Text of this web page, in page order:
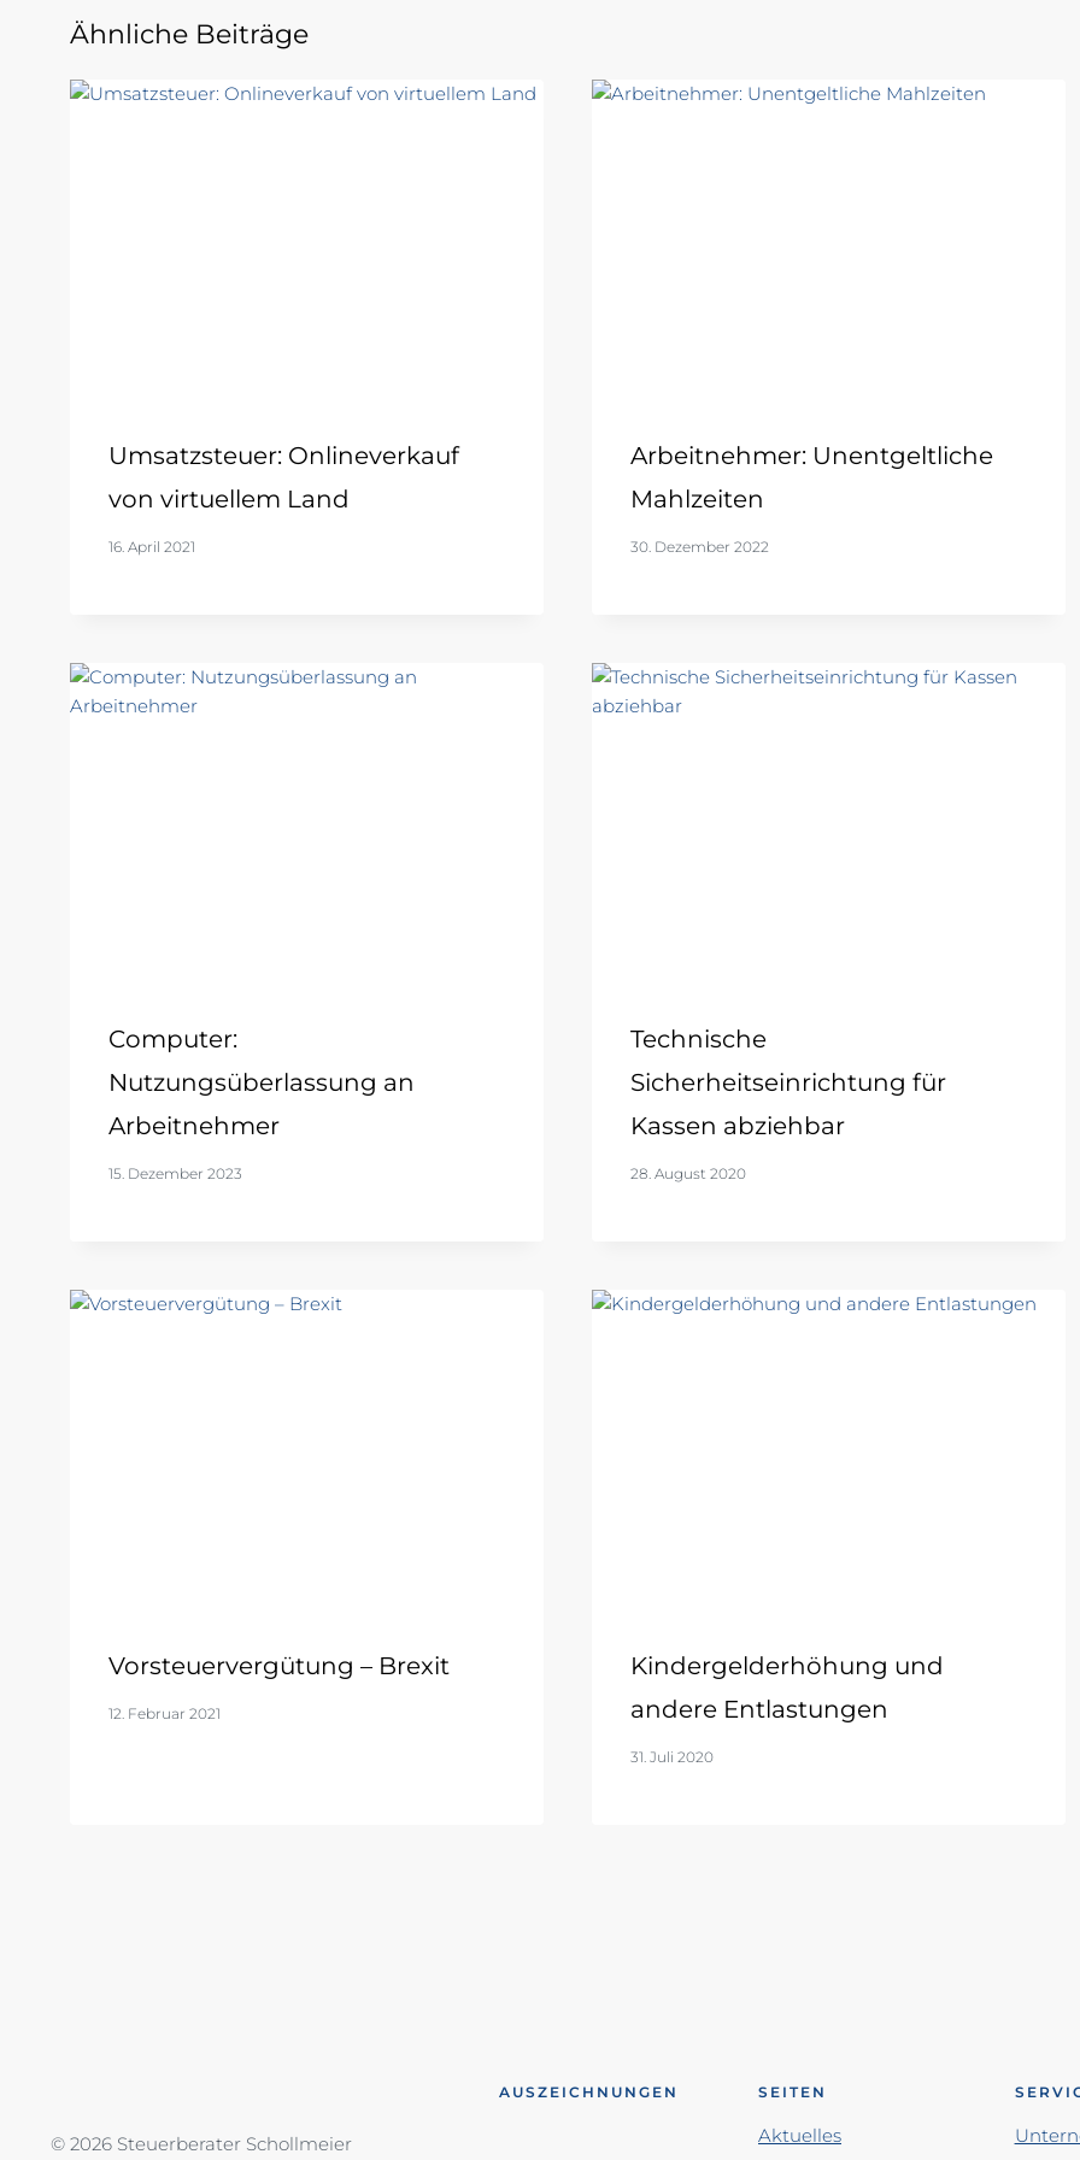
Ähnliche Beiträge
Umsatzsteuer: Onlineverkauf
von virtuellem Land
16. April 2021
Arbeitnehmer: Unentgeltliche
Mahlzeiten
30. Dezember 2022
Computer:
Nutzungsüberlassung an
Arbeitnehmer
15. Dezember 2023
Technische
Sicherheitseinrichtung für
Kassen abziehbar
28. August 2020
Vorsteuervergütung – Brexit
12. Februar 2021
Kindergelderhöhung und
andere Entlastungen
31. Juli 2020
© 2026 Steuerberater Schollmeier
AUSZEICHNUNGEN SEITEN
Aktuelles